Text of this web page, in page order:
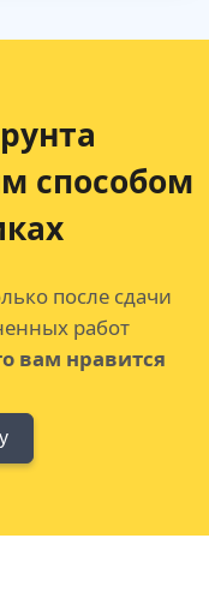
способом
после сдачи
работ
вам нравится